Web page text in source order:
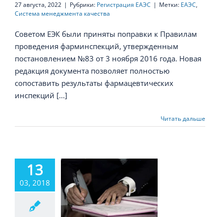
27 августа, 2022 | Рубрики: Регистрация ЕАЭС | Метки: ЕАЭС,
Система менеджмента качества
Советом ЕЭК были приняты поправки к Правилам
проведения фарминспекций, утвержденным
постановлением №83 от 3 ноября 2016 года. Новая
редакция документа позволяет полностью
сопоставить результаты фармацевтических
инспекций [...]
Читать дальше
13
03, 2018
Совета ЕЭК
к СМК